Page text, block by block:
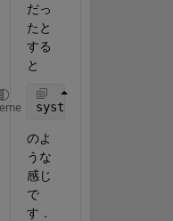
だっ
たと
する
と
system(
のよ
うな
感じ
で
す．